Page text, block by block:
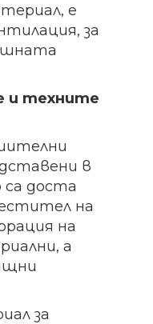
е
за
и техните
в
доста
на
на
а
за